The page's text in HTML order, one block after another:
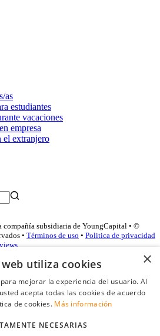
as
estudiantes
vacaciones
empresa
el extranjero
compañía subsidiaria de YoungCapital • ©
• Términos de uso • Politica de privacidad
×
utiliza cookies
mejorar la experiencia del usuario. Al
acepta todas las cookies de acuerdo
de cookies. Más información
NECESARIAS